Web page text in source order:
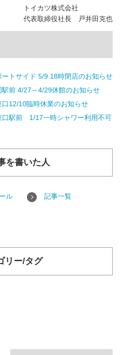
トイカツ株式会社
代表取締役社長 戸井田克也
トサイド 5/9 18時閉店のお知らせ
前 4/27～4/29休館のお知らせ
12/10臨時休業のお知らせ
口駅前 1/17一時シャワー利用不可
を書いた人
ル 記事一覧
リー/タグ